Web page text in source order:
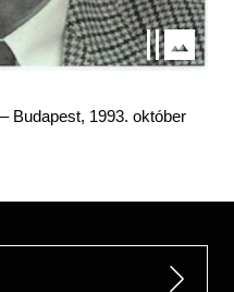
Budapest, 1993. október
window